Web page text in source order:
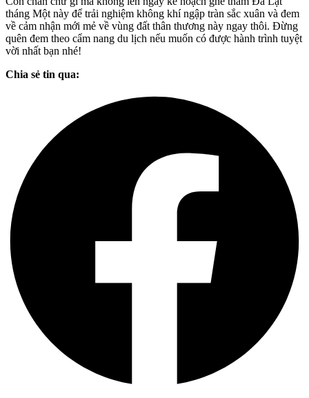
tháng Một này để trải nghiệm không khí ngập tràn sắc xuân và đem
về cảm nhận mới mẻ về vùng đất thân thương này ngay thôi. Đừng
quên đem theo cẩm nang du lịch nếu muốn có được hành trình tuyệt
vời nhất bạn nhé!
Chia sẻ tin qua: